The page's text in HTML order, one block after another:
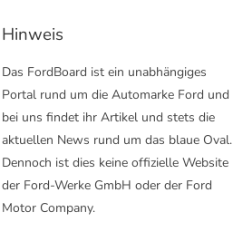
Hinweis
Das FordBoard ist ein unabhängiges
Portal rund um die Automarke Ford und
bei uns findet ihr Artikel und stets die
aktuellen News rund um das blaue Oval.
Dennoch ist dies keine offizielle Website
der Ford-Werke GmbH oder der Ford
Motor Company.